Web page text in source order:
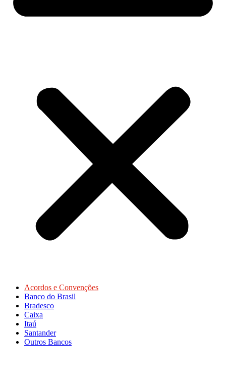
Acordos e Convenções
Banco do Brasil
Bradesco
Caixa
Itaú
Santander
Outros Bancos